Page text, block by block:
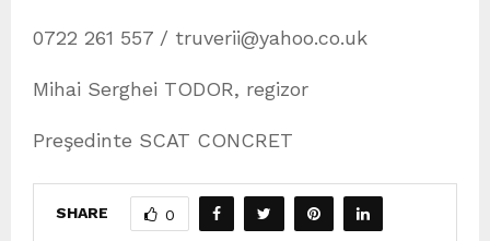
0722 261 557 / truverii@yahoo.co.uk
Mihai Serghei TODOR, regizor
Preşedinte SCAT CONCRET
SHARE 0